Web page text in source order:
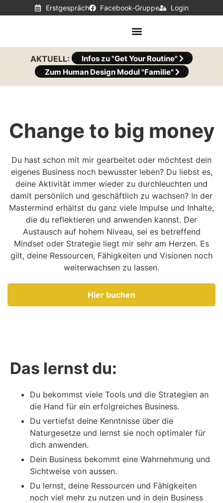
Erstgespräch Facebook-Gruppe Login
AKTUELL:
Infos zu "Get Your Routine"
Zum Human Design Modul "Familie"
Change to big money
Du hast schon mit mir gearbeitet oder möchtest dein
eigenes Business noch bewusster leben? Du liebst es,
deine Aktivität immer wieder zu durchleuchten und
damit persönlich und geschäftlich zu wachsen? In der
Mastermind erhältst du ganz viele Impulse und Inhalte,
die du reflektieren und anwenden kannst. Der
Austausch auf hohem Niveau, sei es betreffend
Mindset oder Strategie liegt mir sehr am Herzen. Es
gilt, deine Ressourcen, Fähigkeiten und Visionen noch
weiterwachsen zu lassen.
Hier buchen
Das lernst du:
Du bekommst viele Tools und die Strategien an
die Hand für ein erfolgreiches Business.
Du vertiefst deine Kenntnisse über die
Naturgesetze und lernst sie noch optimaler für
dich anwenden.
Dein Business bekommt eine Wahrnehmung und
Sichtweise von aussen.
Du lernst, deine Ressourcen und Fähigkeiten
noch viel mehr zu nutzen und in dein Business